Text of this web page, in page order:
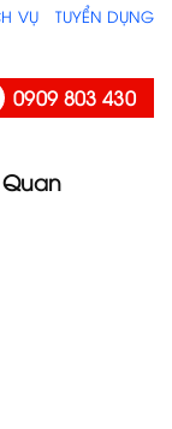
VỤ TUYỂN DỤNG
0909 803 430